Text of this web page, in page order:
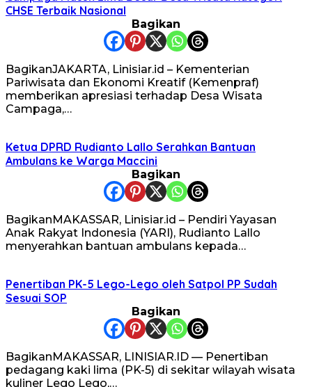
CHSE Terbaik Nasional
Bagikan
BagikanJAKARTA, Linisiar.id – Kementerian
Pariwisata dan Ekonomi Kreatif (Kemenpraf)
memberikan apresiasi terhadap Desa Wisata
Campaga,…
Ketua DPRD Rudianto Lallo Serahkan Bantuan
Ambulans ke Warga Maccini
Bagikan
BagikanMAKASSAR, Linisiar.id – Pendiri Yayasan
Anak Rakyat Indonesia (YARI), Rudianto Lallo
menyerahkan bantuan ambulans kepada…
Penertiban PK-5 Lego-Lego oleh Satpol PP Sudah
Sesuai SOP
Bagikan
BagikanMAKASSAR, LINISIAR.ID — Penertiban
pedagang kaki lima (PK-5) di sekitar wilayah wisata
kuliner Lego Lego,…